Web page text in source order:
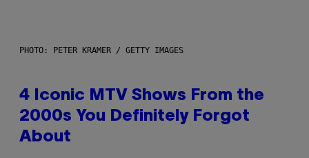
PHOTO: PETER KRAMER / GETTY IMAGES
4 Iconic MTV Shows From the
2000s You Definitely Forgot
About